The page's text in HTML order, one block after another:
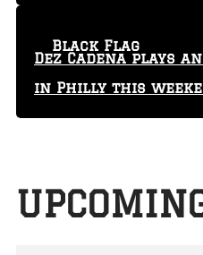
Dez Cadena plays
in Philly this
29 tickets left!
Black Flag